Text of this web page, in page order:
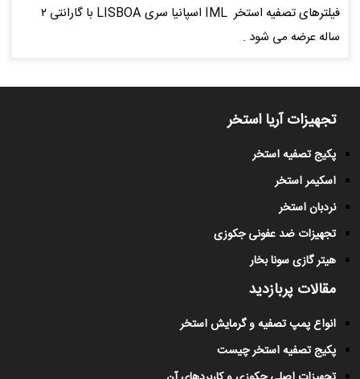
فیلترهای تصفیه استخر IML اسپانیا سری LISBOA با گارانتی ۲
ساله عرضه می شود .
تجهیزات آریا استخر
پکیج تصفیه استخر
اسکیمر استخر
نردبان استخر
تجهیزات ضد عفونی جکوزی
هیتر گازی سونا بخار
مقالات پربازدید
انواع پمپ تصفیه و گرمایش استخر
پکیج تصفیه استخر چیست